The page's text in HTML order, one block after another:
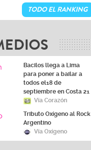
TODO EL RANKING
Bacilos llega a Lima
para poner a bailar a
todos el18 de
septiembre en Costa 21
Vía Corazón
Tributo Oxígeno al Rock
Argentino
Vía Oxígeno